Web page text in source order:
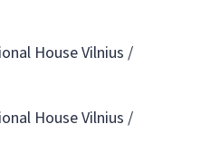
House Vilnius /
House Vilnius /